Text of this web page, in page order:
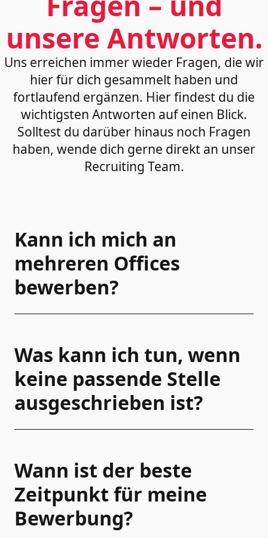
unsere Antworten.
Uns erreichen immer wieder Fragen, die wir
hier für dich gesammelt haben und
fortlaufend ergänzen. Hier findest du die
wichtigsten Antworten auf einen Blick.
Solltest du darüber hinaus noch Fragen
haben, wende dich gerne direkt an unser
Recruiting Team.
Kann ich mich an
mehreren Offices
bewerben?
Was kann ich tun, wenn
keine passende Stelle
ausgeschrieben ist?
Wann ist der beste
Zeitpunkt für meine
Bewerbung?